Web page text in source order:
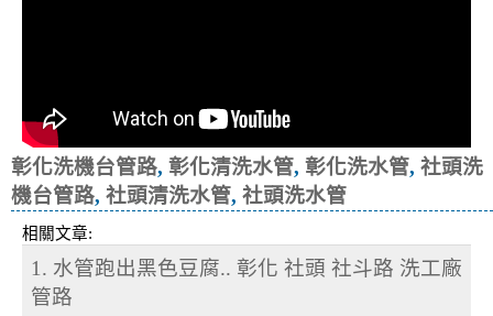
彰化洗機台管路, 彰化清洗水管, 彰化洗水管, 社頭洗
機台管路, 社頭清洗水管, 社頭洗水管
相關文章:
1. 水管跑出黑色豆腐.. 彰化 社頭 社斗路 洗工廠
管路